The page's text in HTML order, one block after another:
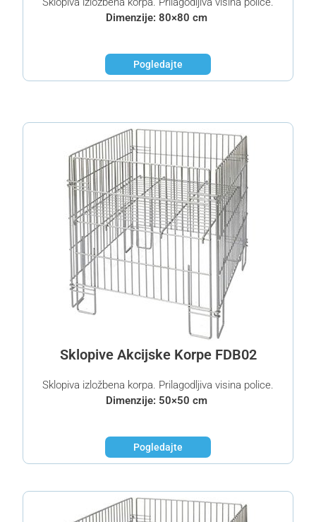
Dimenzije: 80×80 cm
Pogledajte
Sklopive Akcijske Korpe FDB02
Sklopiva izložbena korpa. Prilagodljiva visina police.
Dimenzije: 50×50 cm
Pogledajte